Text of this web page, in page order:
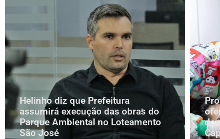
Helinho diz que Prefeitura
assumirá execução das obras do
Parque Ambiental no Loteamento
São José